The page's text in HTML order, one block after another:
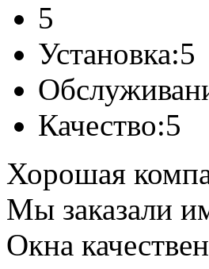
5
Установка:5
Качество:5
Хорошая
Мы заказали
Окна